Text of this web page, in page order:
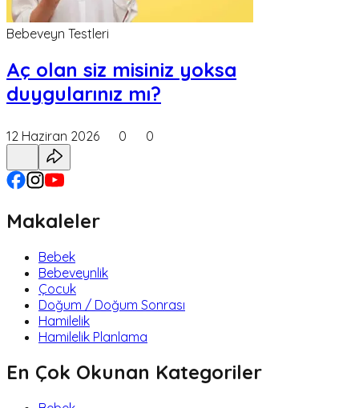
Bebeveyn Testleri
Aç olan siz misiniz yoksa
duygularınız mı?
12 Haziran 2026 0 0
Makaleler
Bebek
Bebeveynlik
Çocuk
Doğum / Doğum Sonrası
Hamilelik
Hamilelik Planlama
En Çok Okunan Kategoriler